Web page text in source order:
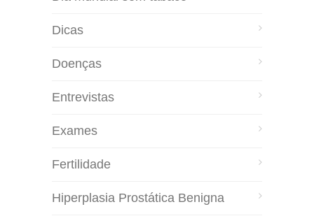
Dicas
Doenças
Entrevistas
Exames
Fertilidade
Hiperplasia Prostática Benigna